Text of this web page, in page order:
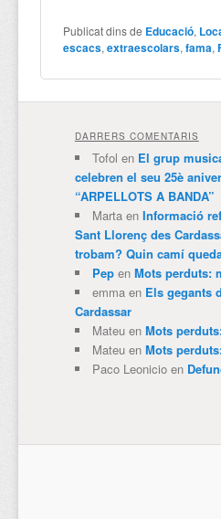
Publicat dins de Educació,
escacs,extraescolars,fama,
DARRERS COMENTARIS
Tofol en El grup
celebren el seu 25è
“ARPELLOTS A BANDA”
Martaen Informació
Sant Llorenç des
trobam? Quin camí
Pepen Mots perduts:
emmaen Els gegants
Cardassar
Mateuen Mots
Mateuen Mots
Paco Leonicioen